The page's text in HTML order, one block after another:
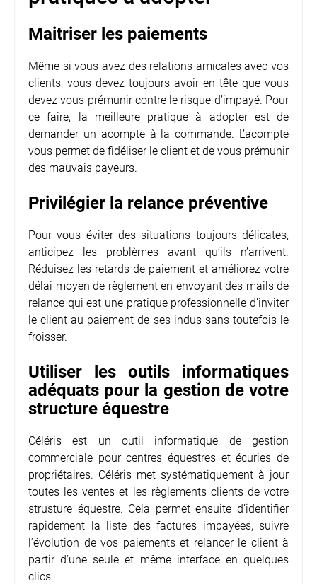
Maitriser les paiements
Même si vous avez des relations amicales avec vos
clients, vous devez toujours avoir en tête que vous
devez vous prémunir contre le risque d’impayé. Pour
ce faire, la meilleure pratique à adopter est de
demander un acompte à la commande. L’acompte
vous permet de fidéliser le client et de vous prémunir
des mauvais payeurs.
Privilégier la relance préventive
Pour vous éviter des situations toujours délicates,
anticipez les problèmes avant qu’ils n’arrivent.
Réduisez les retards de paiement et améliorez votre
délai moyen de règlement en envoyant des mails de
relance qui est une pratique professionnelle d’inviter
le client au paiement de ses indus sans toutefois le
froisser.
Utiliser les outils informatiques
adéquats pour la gestion de votre
structure équestre
Céléris est un outil informatique de gestion
commerciale pour centres équestres et écuries de
propriétaires. Céléris met systématiquement à jour
toutes les ventes et les règlements clients de votre
strusture équestre. Cela permet ensuite d’identifier
rapidement la liste des factures impayées, suivre
l’évolution de vos paiements et relancer le client à
partir d’une seule et même interface en quelques
clics.